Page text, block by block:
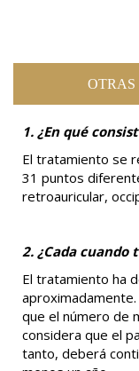
OTRAS
1. ¿En qué
El tratamiento se
31 puntos
retroauricular,
2. ¿Cada cuando
El tratamiento ha
que el número de
considera que el
tanto, deberá